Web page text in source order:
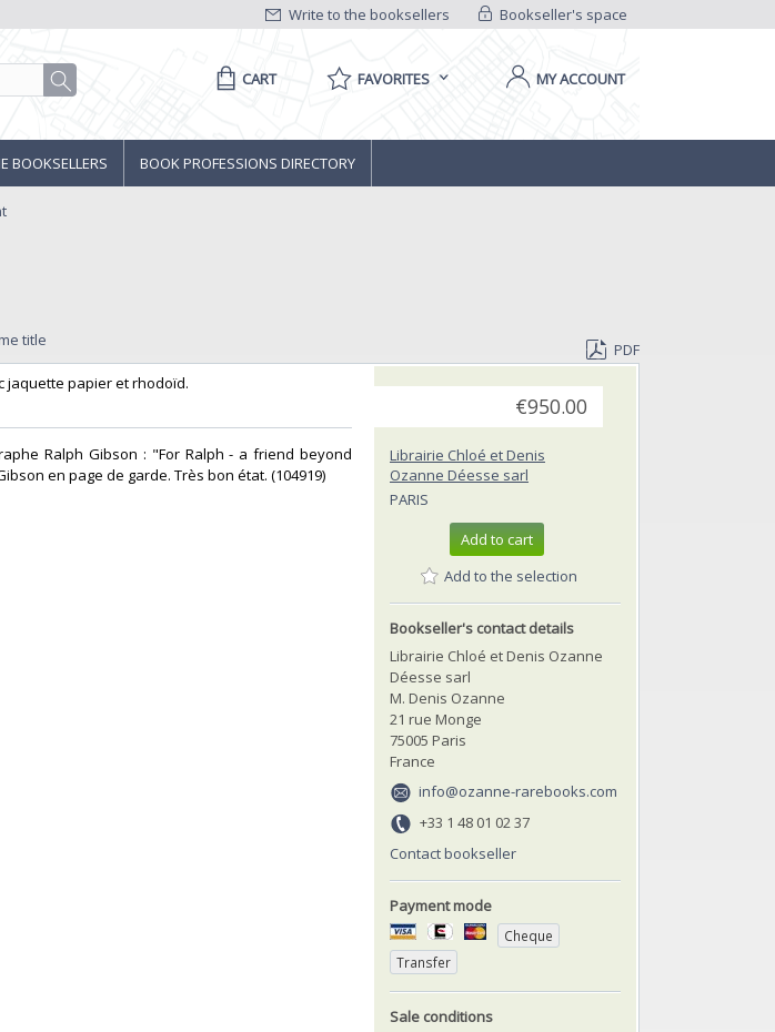
Bookseller's space
Write to the booksellers
CART FAVORITES MY ACCOUNT
BOOKSELLERS BOOK PROFESSIONS DIRECTORY
title
PDF
jaquette papier et rhodoïd.
Ralph Gibson : "For Ralph - a friend beyond
en page de garde. Très bon état. (104919)
€950.00
Librairie Chloé et Denis
Ozanne Déesse sarl
PARIS
Add to cart
Add to the selection
Bookseller's contact details
Librairie Chloé et Denis Ozanne
Déesse sarl
M. Denis Ozanne
21 rue Monge
75005 Paris
France
info@ozanne-rarebooks.com
+33 1 48 01 02 37
Contact bookseller
Payment mode
Cheque
Transfer
Sale conditions